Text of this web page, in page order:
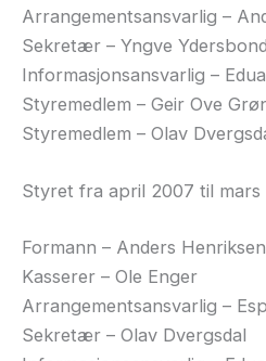
Arrangementsansvarlig –
Sekretær – Yngve Ydersbond
Informasjonsansvarlig –
Styremedlem – Geir Ove
Styremedlem – Olav
Styret fra april 2007 til mars
Formann – Anders Henriksen
Kasserer – Ole Enger
Arrangementsansvarlig –
Sekretær – Olav Dvergsdal